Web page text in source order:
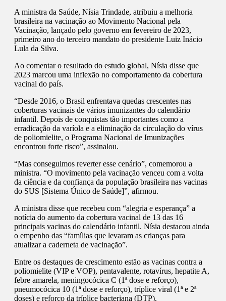
A ministra da Saúde, Nísia Trindade, atribuiu a melhoria
brasileira na vacinação ao Movimento Nacional pela
Vacinação, lançado pelo governo em fevereiro de 2023,
primeiro ano do terceiro mandato do presidente Luiz Inácio
Lula da Silva.
Ao comentar o resultado do estudo global, Nísia disse que
2023 marcou uma inflexão no comportamento da cobertura
vacinal do país.
“Desde 2016, o Brasil enfrentava quedas crescentes nas
coberturas vacinais de vários imunizantes do calendário
infantil. Depois de conquistas tão importantes como a
erradicação da varíola e a eliminação da circulação do vírus
de poliomielite, o Programa Nacional de Imunizações
encontrou forte risco”, assinalou.
“Mas conseguimos reverter esse cenário”, comemorou a
ministra. “O movimento pela vacinação venceu com a volta
da ciência e da confiança da população brasileira nas vacinas
do SUS [Sistema Único de Saúde]”, afirmou.
A ministra disse que recebeu com “alegria e esperança” a
notícia do aumento da cobertura vacinal de 13 das 16
principais vacinas do calendário infantil. Nísia destacou ainda
o empenho das “famílias que levaram as crianças para
atualizar a caderneta de vacinação”.
Entre os destaques de crescimento estão as vacinas contra a
poliomielite (VIP e VOP), pentavalente, rotavírus, hepatite A,
febre amarela, meningocócica C (1ª dose e reforço),
pneumocócica 10 (1ª dose e reforço), tríplice viral (1ª e 2ª
doses) e reforço da tríplice bacteriana (DTP).